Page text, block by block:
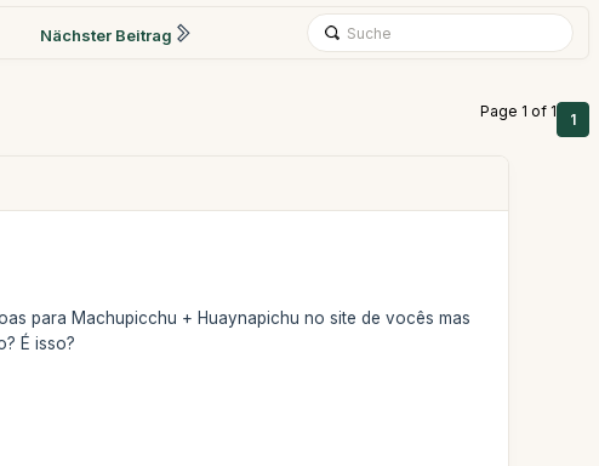
Nächster Beitrag
Page 1 of 1 1
para Machupicchu + Huaynapichu no site de vocês mas
É isso?